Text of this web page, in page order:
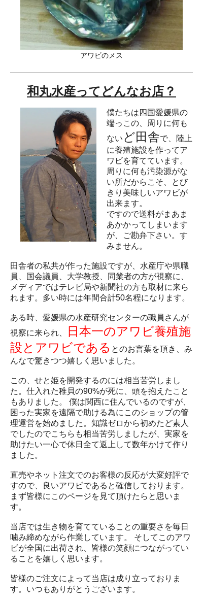
アワビのメス
和丸水産ってどんなお店？
僕たちは四国愛媛県の
端っこの、周りに何も
ない ど田舎で、陸上
に養殖施設を作ってア
ワビを育てています。
周りに何も汚染源がな
い所だからこそ、とび
きり美味しいアワビが
出来ます。
ですので送料がまあま
あかかってしまいます
が、ご勘弁下さい。す
みません。
田舎者の私共が作った施設ですが、水産庁や県職
員、国会議員、大学教授、同業者の方が視察に、
メディアではテレビ局や新聞社の方も取材に来ら
れます。多い時には年間合計50名程になります。
ある時、愛媛県の水産研究センターの職員さんが
視察に来られ、
日本一のアワビ養殖施
設とアワビである とのお言葉を頂き、み
んなで驚きつつ嬉しく思いました。
この、せと姫を開発するのには相当苦労しまし
た。仕入れた稚貝の90%が死に、頭を抱えたこと
もありました。 僕は関西に住んでいるのですが、
困った実家を遠隔で助ける為にこのショップの管
理運営を始めました。知識ゼロから初めたど素人
でしたのでこちらも相当苦労しましたが、実家を
助けたい一心で休日全て返上して数年かけて作り
ました。
直売やネット注文でのお客様の反応が大変好評で
すので、良いアワビであると確信しております。
まず皆様にこのページを見て頂けたらと思いま
す。
当店では生き物を育てていることの重要さを毎日
噛み締めながら作業しています。 そしてこのアワ
ビが全国に出荷され、皆様の笑顔につながってい
ることを嬉しく思います。
皆様のご注文によって当店は成り立っておりま
す。いつもありがとうございます。